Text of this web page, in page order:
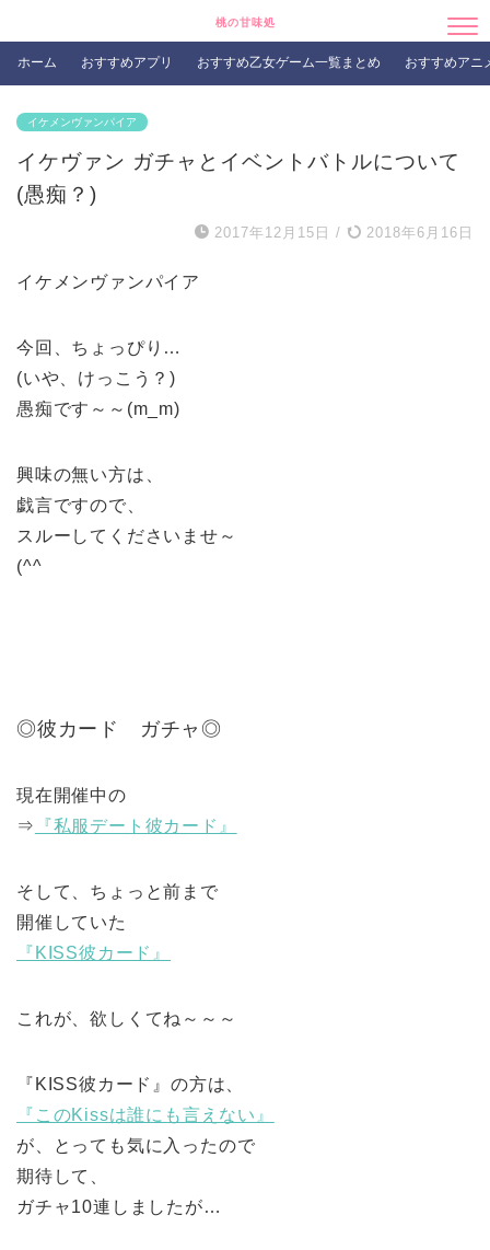
桃の甘味処
ホーム おすすめアプリ おすすめ乙女ゲーム一覧まとめ おすすめアニ
イケメンヴァンパイア
イケヴァン ガチャとイベントバトルについて
(愚痴？)
2017年12月15日 / 2018年6月16日
イケメンヴァンパイア
今回、ちょっぴり…
(いや、けっこう？)
愚痴です～～(m_m)
興味の無い方は、
戯言ですので、
スルーしてくださいませ～
(^^ゞ
◎彼カード ガチャ◎
現在開催中の
⇒
『私服デート彼カード』
そして、ちょっと前まで
開催していた
『KISS彼カード』
これが、欲しくてね～～～
『KISS彼カード』の方は、
『このKissは誰にも言えない』
が、とっても気に入ったので
期待して、
ガチャ10連しましたが…